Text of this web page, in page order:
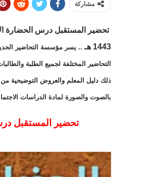
مشاركة
تحضير المستقبل درس الحضارة
1443 هـ
.. يسر مؤسسة التحاضير
التحاضير المختلفة لجميع الطلبة
ذلك دليل المعلم والعروض التوضيحية
بالصوت والصورة لمادة الدراسات
تحضير المستقبل